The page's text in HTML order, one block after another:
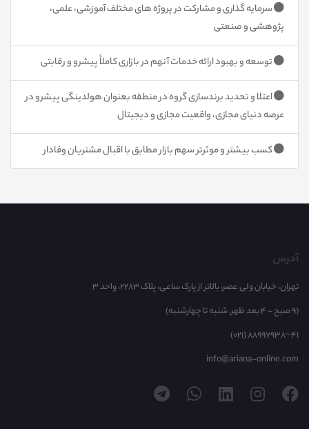
سرمایه گذاری و مشارکت در پروژه های مختلف آموزشی، علمی،
پژوهشی و صنعتی
توسعه و بهبود ارائه خدمات آنهم در بازاری کاملاً پیشرو و رقابتی
اعتلا و تحدید برندسازی گروه در منطقه بعنوان هولدینگی پیشرو در
عرصه دنیای مجازی، واقعیت مجازی و دیجیتال
کسب بیشتر و موثرتر سهم بازار مطابق با اقبال مشتریان وفادار
آدرس
تهران، خیابان ولی عصر، بالاتر از پارک ساعی، پلاک 2283، واحد 3
(9 صبح - 4 بعد ظهر, شنبه تا چهارشنبه)
(021) 88997938~41
info@ariana-online.com